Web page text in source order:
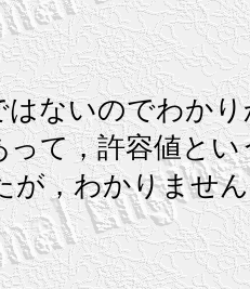
はないのでわか
って，許容値と
が，わかりませ